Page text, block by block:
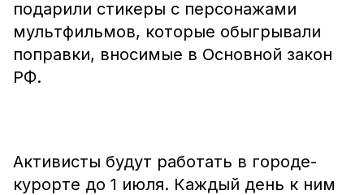
подарили стикеры с персонажами
мультфильмов, которые обыгрывали
поправки, вносимые в Основной закон
РФ.
Активисты будут работать в городе-
курорте до 1 июля. Каждый день к ним